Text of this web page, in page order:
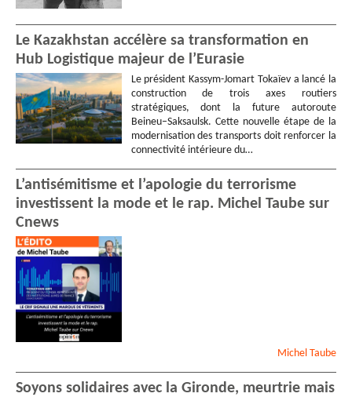
Le Kazakhstan accélère sa transformation en
Hub Logistique majeur de l’Eurasie
Le président Kassym-Jomart Tokaïev a lancé la
construction de trois axes routiers
stratégiques, dont la future autoroute
Beineu–Saksaulsk. Cette nouvelle étape de la
modernisation des transports doit renforcer la
connectivité intérieure du…
L’antisémitisme et l’apologie du terrorisme
investissent la mode et le rap. Michel Taube sur
Cnews
Michel Taube
Soyons solidaires avec la Gironde, meurtrie mais